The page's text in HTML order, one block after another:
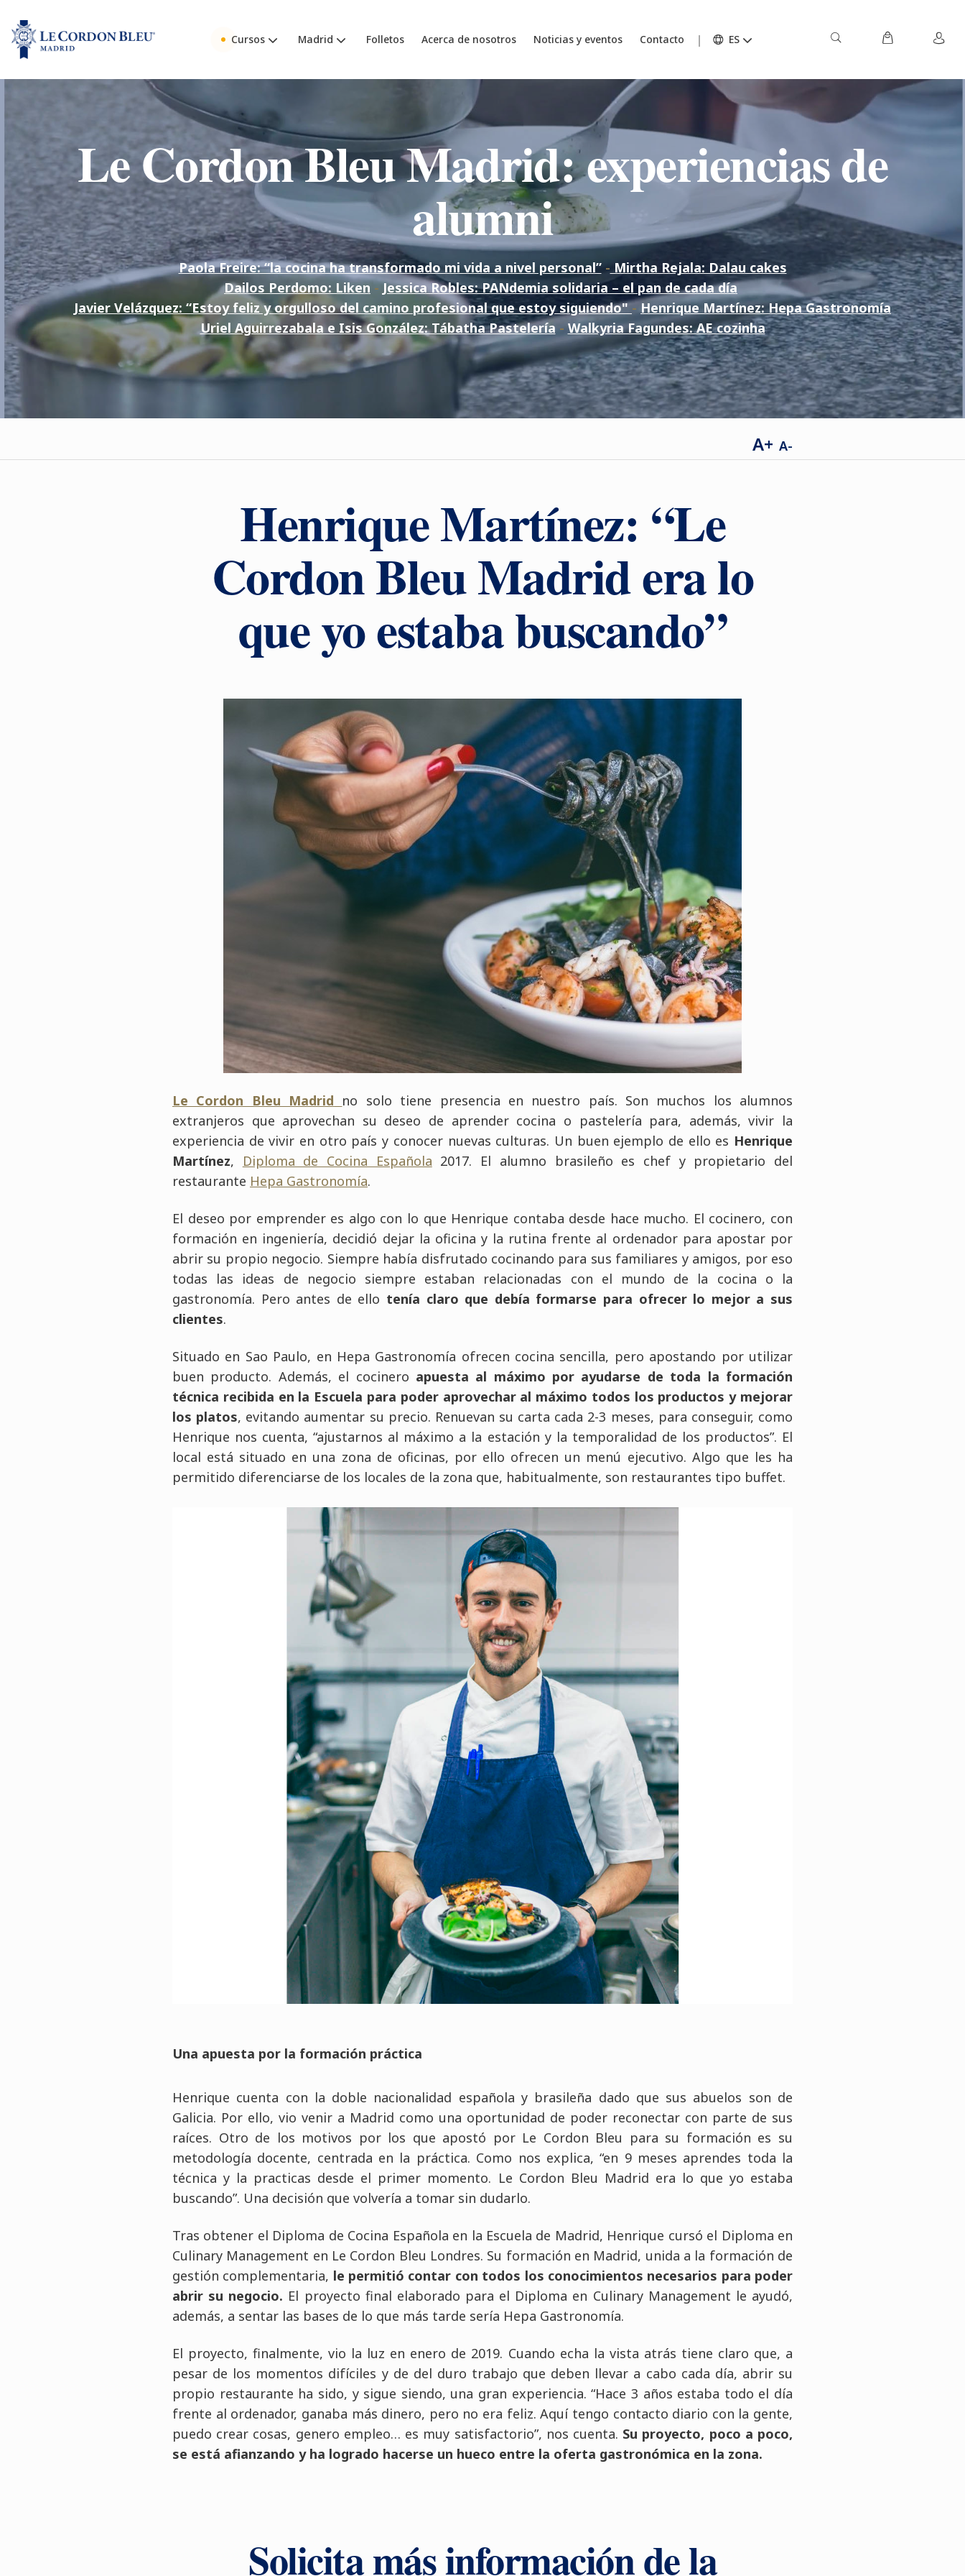
Cursos Madrid Folletos Acerca de nosotros Noticias y eventos Contacto ES
Le Cordon Bleu Madrid: experiencias de
alumni
Paola Freire: “la cocina ha transformado mi vida a nivel personal” - Mirtha Rejala: Dalau cakes
Dailos Perdomo: Liken -Jessica Robles: PANdemia solidaria – el pan de cada día
Javier Velázquez: “Estoy feliz y orgulloso del camino profesional que estoy siguiendo"- Henrique Martínez: Hepa Gastronomía
Uriel Aguirrezabala e Isis González: Tábatha Pastelería -Walkyria Fagundes: AE cozinha
A+ A-
Henrique Martínez: “Le
Cordon Bleu Madrid era lo
que yo estaba buscando”
Le Cordon Bleu Madrid no solo tiene presencia en nuestro país. Son muchos los alumnos
extranjeros que aprovechan su deseo de aprender cocina o pastelería para, además, vivir la
experiencia de vivir en otro país y conocer nuevas culturas. Un buen ejemplo de ello es Henrique
Martínez, Diploma de Cocina Española 2017. El alumno brasileño es chef y propietario del
restaurante Hepa Gastronomía.
El deseo por emprender es algo con lo que Henrique contaba desde hace mucho. El cocinero, con
formación en ingeniería, decidió dejar la oficina y la rutina frente al ordenador para apostar por
abrir su propio negocio. Siempre había disfrutado cocinando para sus familiares y amigos, por eso
todas las ideas de negocio siempre estaban relacionadas con el mundo de la cocina o la
gastronomía. Pero antes de ello tenía claro que debía formarse para ofrecer lo mejor a sus
clientes.
Situado en Sao Paulo, en Hepa Gastronomía ofrecen cocina sencilla, pero apostando por utilizar
buen producto. Además, el cocinero apuesta al máximo por ayudarse de toda la formación
técnica recibida en la Escuela para poder aprovechar al máximo todos los productos y mejorar
los platos, evitando aumentar su precio. Renuevan su carta cada 2-3 meses, para conseguir, como
Henrique nos cuenta, “ajustarnos al máximo a la estación y la temporalidad de los productos”. El
local está situado en una zona de oficinas, por ello ofrecen un menú ejecutivo. Algo que les ha
permitido diferenciarse de los locales de la zona que, habitualmente, son restaurantes tipo buffet.
Una apuesta por la formación práctica
Henrique cuenta con la doble nacionalidad española y brasileña dado que sus abuelos son de
Galicia. Por ello, vio venir a Madrid como una oportunidad de poder reconectar con parte de sus
raíces. Otro de los motivos por los que apostó por Le Cordon Bleu para su formación es su
metodología docente, centrada en la práctica. Como nos explica, “en 9 meses aprendes toda la
técnica y la practicas desde el primer momento. Le Cordon Bleu Madrid era lo que yo estaba
buscando”. Una decisión que volvería a tomar sin dudarlo.
Tras obtener el Diploma de Cocina Española en la Escuela de Madrid, Henrique cursó el Diploma en
Culinary Management en Le Cordon Bleu Londres. Su formación en Madrid, unida a la formación de
gestión complementaria, le permitió contar con todos los conocimientos necesarios para poder
abrir su negocio. El proyecto final elaborado para el Diploma en Culinary Management le ayudó,
además, a sentar las bases de lo que más tarde sería Hepa Gastronomía.
El proyecto, finalmente, vio la luz en enero de 2019. Cuando echa la vista atrás tiene claro que, a
pesar de los momentos difíciles y de del duro trabajo que deben llevar a cabo cada día, abrir su
propio restaurante ha sido, y sigue siendo, una gran experiencia. “Hace 3 años estaba todo el día
frente al ordenador, ganaba más dinero, pero no era feliz. Aquí tengo contacto diario con la gente,
puedo crear cosas, genero empleo… es muy satisfactorio”, nos cuenta. Su proyecto, poco a poco,
se está afianzando y ha logrado hacerse un hueco entre la oferta gastronómica en la zona.
Solicita más información de la